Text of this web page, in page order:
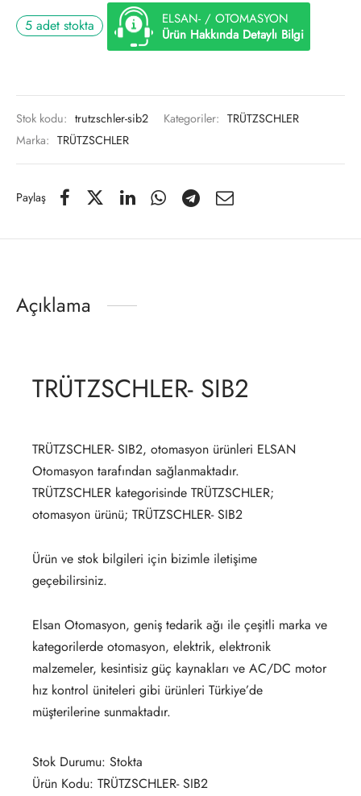
5 adet stokta
ELSAN- / OTOMASYON
Ürün Hakkında Detaylı Bilgi
Stok kodu: trutzschler-sib2 Kategoriler: TRÜTZSCHLER
Marka: TRÜTZSCHLER
Paylaş
Açıklama
TRÜTZSCHLER- SIB2
TRÜTZSCHLER- SIB2, otomasyon ürünleri ELSAN
Otomasyon tarafından sağlanmaktadır.
TRÜTZSCHLER kategorisinde TRÜTZSCHLER;
otomasyon ürünü; TRÜTZSCHLER- SIB2
Ürün ve stok bilgileri için bizimle iletişime
geçebilirsiniz.
Elsan Otomasyon, geniş tedarik ağı ile çeşitli marka ve
kategorilerde otomasyon, elektrik, elektronik
malzemeler, kesintisiz güç kaynakları ve AC/DC motor
hız kontrol üniteleri gibi ürünleri Türkiye’de
müşterilerine sunmaktadır.
Stok Durumu: Stokta
Ürün Kodu: TRÜTZSCHLER- SIB2